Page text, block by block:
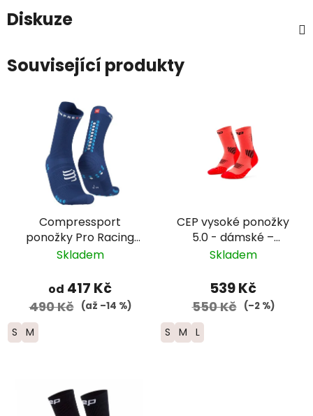
Diskuze
Související produkty
Compressport
ponožky Pro Racing
Run - tmavě modrá
Skladem
od 417 Kč
490 Kč (až –14 %)
S M
CEP vysoké ponožky
5.0 - dámské –
oranžová
Skladem
539 Kč
550 Kč (–2 %)
S M L